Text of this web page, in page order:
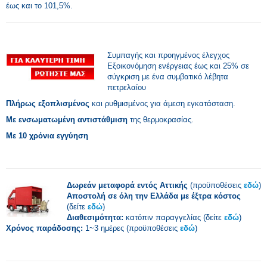
έως και το 101,5%.
Συμπαγής και προηγμένος έλεγχος
Εξοικονόμηση ενέργειας έως και 25% σε
σύγκριση με ένα συμβατικό λέβητα
πετρελαίου
Πλήρως εξοπλισμένος και ρυθμισμένος για άμεση εγκατάσταση.
Με ενσωματωμένη αντιστάθμιση της θερμοκρασίας.
Με 10 χρόνια εγγύηση
Δωρεάν μεταφορά εντός Αττικής (προϋποθέσεις εδώ)
Αποστολή σε όλη την Ελλάδα με έξτρα κόστος
(δείτε εδώ)
Διαθεσιμότητα: κατόπιν παραγγελίας (δείτε εδώ)
Χρόνος παράδοσης: 1~3 ημέρες (προϋποθέσεις εδώ)